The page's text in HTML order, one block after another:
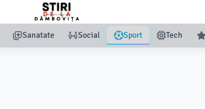
Sanatate Social Sport Tech